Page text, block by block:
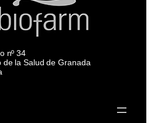
nº 34
de la Salud de Granada